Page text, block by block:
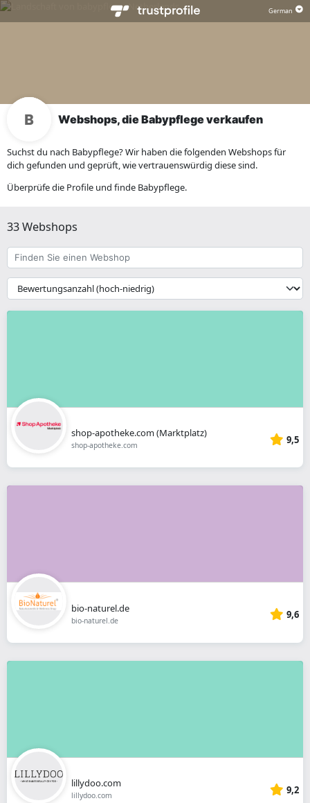
Webshops, die Babypflege verkaufen
Suchst du nach Babypflege? Wir haben die folgenden Webshops für
dich gefunden und geprüft, wie vertrauenswürdig diese sind.
Überprüfe die Profile und finde Babypflege.
33 Webshops
Finden
Sie
einen
Webshop
{{
__('Sort')
}}
shop-apotheke.com (Marktplatz)
shop-apotheke.com 9,5
bio-naturel.de
bio-naturel.de 9,6
lillydoo.com
lillydoo.com 9,2